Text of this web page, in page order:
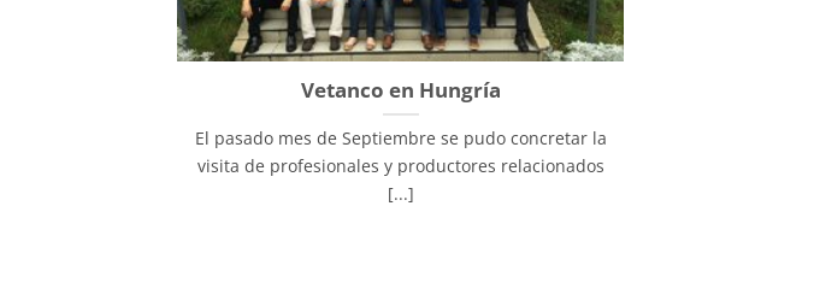
Vetanco en Hungría
El pasado mes de Septiembre se pudo concretar la
visita de profesionales y productores relacionados
[...]